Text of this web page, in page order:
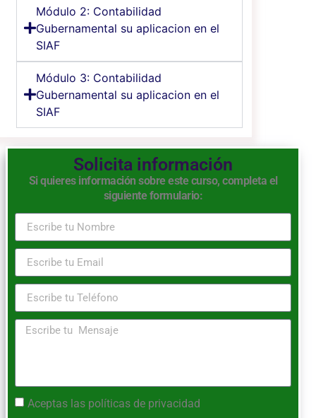
Módulo 2: Contabilidad
Gubernamental su aplicacion en el
SIAF
Módulo 3: Contabilidad
Gubernamental su aplicacion en el
SIAF
Solicita información
Si quieres información sobre este curso, completa el
siguiente formulario:
Aceptas las políticas de privacidad